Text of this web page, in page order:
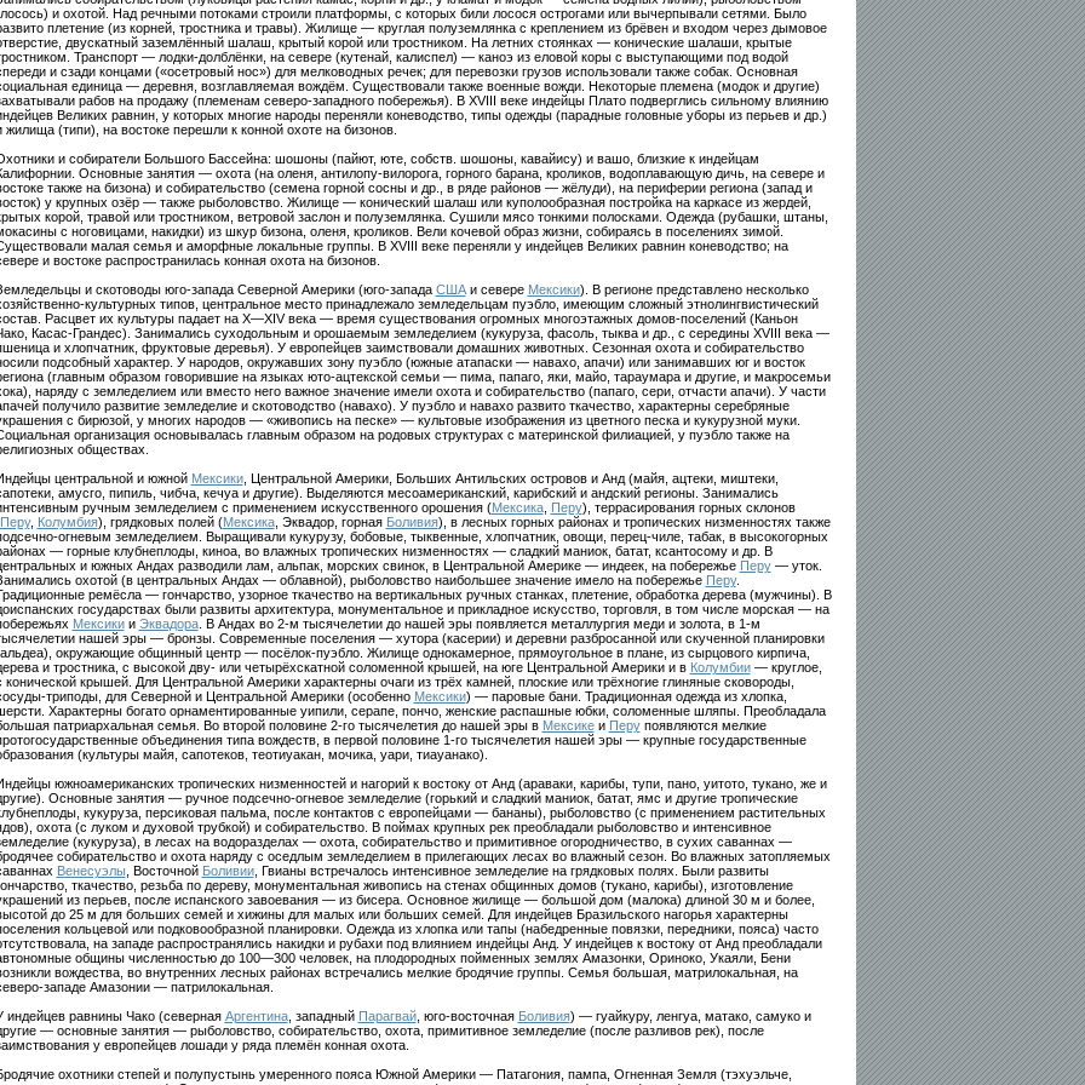
и охотой. Над речными потоками строили платформы, с которых били лосося острогами или вычерпывали сетями. Было
плетение (из корней, тростника и травы). Жилище — круглая полуземлянка с креплением из брёвен и входом через дымовое
двускатный заземлённый шалаш, крытый корой или тростником. На летних стоянках — конические шалаши, крытые
Транспорт — лодки-долблёнки, на севере (кутенай, калиспел) — каноэ из еловой коры с выступающими под водой
и сзади концами («осетровый нос») для мелководных речек; для перевозки грузов использовали также собак. Основная
единица — деревня, возглавляемая вождём. Существовали также военные вожди. Некоторые племена (модок и другие)
рабов на продажу (племенам северо-западного побережья). В XVIII веке индейцы Плато подверглись сильному влиянию
Великих равнин, у которых многие народы переняли коневодство, типы одежды (парадные головные уборы из перьев и др.)
жилища (типи), на востоке перешли к конной охоте на бизонов.
и собиратели Большого Бассейна: шошоны (пайют, юте, собств. шошоны, кавайису) и вашо, близкие к индейцам
Основные занятия — охота (на оленя, антилопу-вилорога, горного барана, кроликов, водоплавающую дичь, на севере и
также на бизона) и собирательство (семена горной сосны и др., в ряде районов — жёлуди), на периферии региона (запад и
у крупных озёр — также рыболовство. Жилище — конический шалаш или куполообразная постройка на каркасе из жердей,
корой, травой или тростником, ветровой заслон и полуземлянка. Сушили мясо тонкими полосками. Одежда (рубашки, штаны,
с ноговицами, накидки) из шкур бизона, оленя, кроликов. Вели кочевой образ жизни, собираясь в поселениях зимой.
малая семья и аморфные локальные группы. В XVIII веке переняли у индейцев Великих равнин коневодство; на
и востоке распространилась конная охота на бизонов.
и скотоводы юго-запада Северной Америки (юго-запада СШАи севере Мексики). В регионе представлено несколько
культурных типов, центральное место принадлежало земледельцам пуэбло, имеющим сложный этнолингвистический
Расцвет их культуры падает на X—XIV века — время существования огромных многоэтажных домов-поселений (Каньон
Касас-Грандес). Занимались суходольным и орошаемым земледелием (кукуруза, фасоль, тыква и др., с середины XVIII века —
и хлопчатник, фруктовые деревья). У европейцев заимствовали домашних животных. Сезонная охота и собирательство
подсобный характер. У народов, окружавших зону пуэбло (южные атапаски — навахо, апачи) или занимавших юг и восток
(главным образом говорившие на языках юто-ацтекской семьи — пима, папаго, яки, майо, тараумара и другие, и макросемьи
наряду с земледелием или вместо него важное значение имели охота и собирательство (папаго, сери, отчасти апачи). У части
получило развитие земледелие и скотоводство (навахо). У пуэбло и навахо развито ткачество, характерны серебряные
с бирюзой, у многих народов — «живопись на песке» — культовые изображения из цветного песка и кукурузной муки.
организация основывалась главным образом на родовых структурах с материнской филиацией, у пуэбло также на
обществах.
центральной и южной Мексики, Центральной Америки, Больших Антильских островов и Анд (майя, ацтеки, миштеки,
амусго, пипиль, чибча, кечуа и другие). Выделяются месоамериканский, карибский и андский регионы. Занимались
ручным земледелием с применением искусственного орошения (Мексика, Перу), террасирования горных склонов
Перу, Колумбия), грядковых полей (Мексика, Эквадор, горная Боливия), в лесных горных районах и тропических низменностях также
огневым земледелием. Выращивали кукурузу, бобовые, тыквенные, хлопчатник, овощи, перец-чиле, табак, в высокогорных
— горные клубнеплоды, киноа, во влажных тропических низменностях — сладкий маниок, батат, ксантосому и др. В
и южных Андах разводили лам, альпак, морских свинок, в Центральной Америке — индеек, на побережье Перу— уток.
охотой (в центральных Андах — облавной), рыболовство наибольшее значение имело на побережье Перу.
ремёсла — гончарство, узорное ткачество на вертикальных ручных станках, плетение, обработка дерева (мужчины). В
государствах были развиты архитектура, монументальное и прикладное искусство, торговля, в том числе морская — на
Мексикии Эквадора. В Андах во 2-м тысячелетии до нашей эры появляется металлургия меди и золота, в 1-м
нашей эры — бронзы. Современные поселения — хутора (касерии) и деревни разбросанной или скученной планировки
окружающие общинный центр — посёлок-пуэбло. Жилище однокамерное, прямоугольное в плане, из сырцового кирпича,
и тростника, с высокой дву- или четырёхскатной соломенной крышей, на юге Центральной Америки и в Колумбии— круглое,
конической крышей. Для Центральной Америки характерны очаги из трёх камней, плоские или трёхногие глиняные сковороды,
триподы, для Северной и Центральной Америки (особенно Мексики) — паровые бани. Традиционная одежда из хлопка,
Характерны богато орнаментированные уипили, серапе, пончо, женские распашные юбки, соломенные шляпы. Преобладала
патриархальная семья. Во второй половине 2-го тысячелетия до нашей эры в Мексикеи Перупоявляются мелкие
объединения типа вождеств, в первой половине 1-го тысячелетия нашей эры — крупные государственные
(культуры майя, сапотеков, теотиуакан, мочика, уари, тиауанако).
южноамериканских тропических низменностей и нагорий к востоку от Анд (араваки, карибы, тупи, пано, уитото, тукано, же и
Основные занятия — ручное подсечно-огневое земледелие (горький и сладкий маниок, батат, ямс и другие тропические
кукуруза, персиковая пальма, после контактов с европейцами — бананы), рыболовство (с применением растительных
охота (с луком и духовой трубкой) и собирательство. В поймах крупных рек преобладали рыболовство и интенсивное
(кукуруза), в лесах на водоразделах — охота, собирательство и примитивное огородничество, в сухих саваннах —
собирательство и охота наряду с оседлым земледелием в прилегающих лесах во влажный сезон. Во влажных затопляемых
Венесуэлы, Восточной Боливии, Гвианы встречалось интенсивное земледелие на грядковых полях. Были развиты
ткачество, резьба по дереву, монументальная живопись на стенах общинных домов (тукано, карибы), изготовление
из перьев, после испанского завоевания — из бисера. Основное жилище — большой дом (малока) длиной 30 м и более,
до 25 м для больших семей и хижины для малых или больших семей. Для индейцев Бразильского нагорья характерны
кольцевой или подковообразной планировки. Одежда из хлопка или тапы (набедренные повязки, передники, пояса) часто
на западе распространялись накидки и рубахи под влиянием индейцы Анд. У индейцев к востоку от Анд преобладали
общины численностью до 100—300 человек, на плодородных пойменных землях Амазонки, Ориноко, Укаяли, Бени
вождества, во внутренних лесных районах встречались мелкие бродячие группы. Семья большая, матрилокальная, на
западе Амазонии — патрилокальная.
индейцев равнины Чако (северная Аргентина, западный Парагвай, юго-восточная Боливия) — гуайкуру, ленгуа, матако, самуко и
— основные занятия — рыболовство, собирательство, охота, примитивное земледелие (после разливов рек), после
у европейцев лошади у ряда племён конная охота.
охотники степей и полупустынь умеренного пояса Южной Америки — Патагония, пампа, Огненная Земля (тэхуэльче,